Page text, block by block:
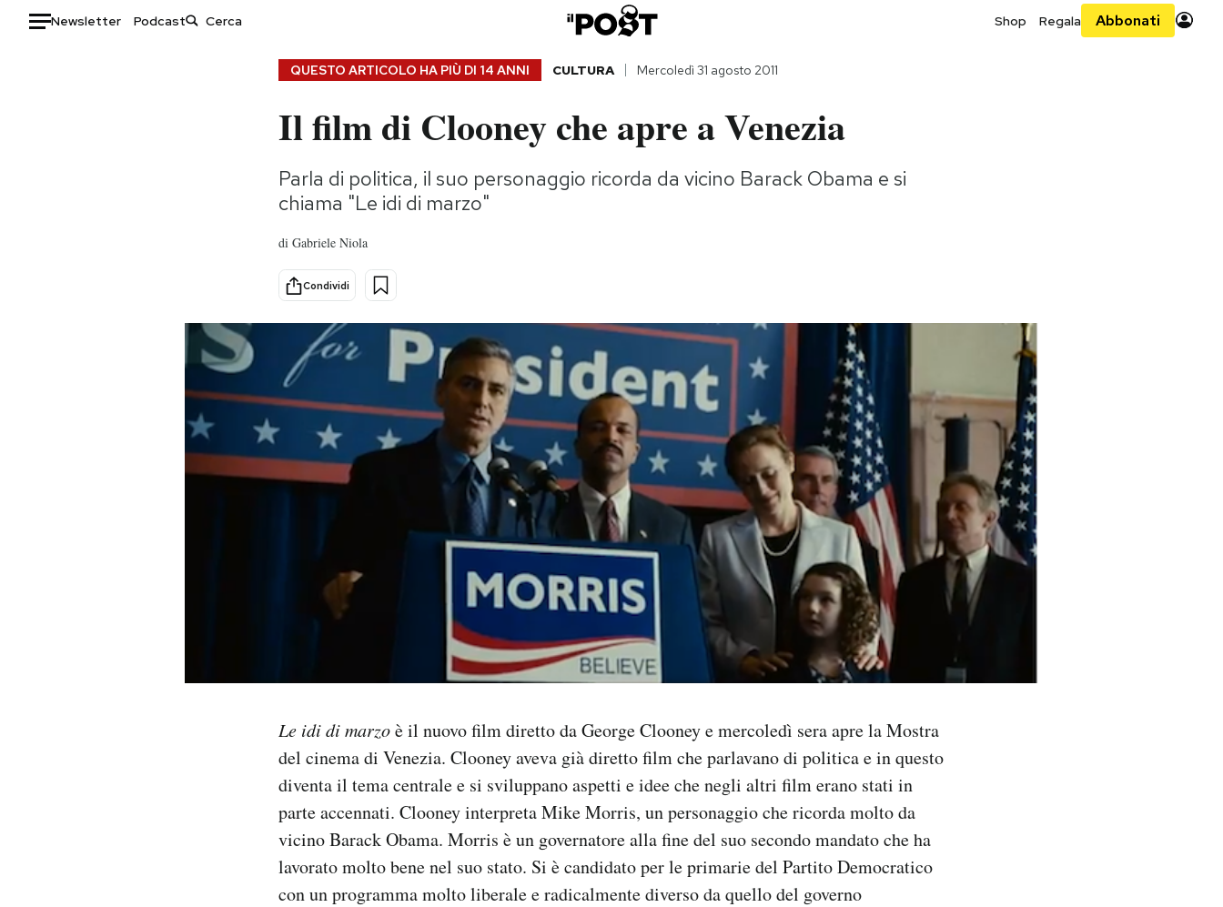
Newsletter Podcast Shop Regala Abbonati
Consumismi
Altrecose
Mondiali calcio 2026
QUESTO ARTICOLO HA PIÙ DI 14 ANNI CULTURA Mercoledì 31 agosto 2011
Il film di Clooney che apre a Venezia
Parla di politica, il suo personaggio ricorda da vicino Barack Obama e si
chiama "Le idi di marzo"
di Gabriele Niola
Condividi
Le idi di marzoè il nuovo film diretto da George Clooney e mercoledì sera apre la Mostra
del cinema di Venezia. Clooney aveva già diretto film che parlavano di politica e in questo
diventa il tema centrale e si sviluppano aspetti e idee che negli altri film erano stati in
parte accennati. Clooney interpreta Mike Morris, un personaggio che ricorda molto da
vicino Barack Obama. Morris è un governatore alla fine del suo secondo mandato che ha
lavorato molto bene nel suo stato. Si è candidato per le primarie del Partito Democratico
con un programma molto liberale e radicalmente diverso da quello del governo